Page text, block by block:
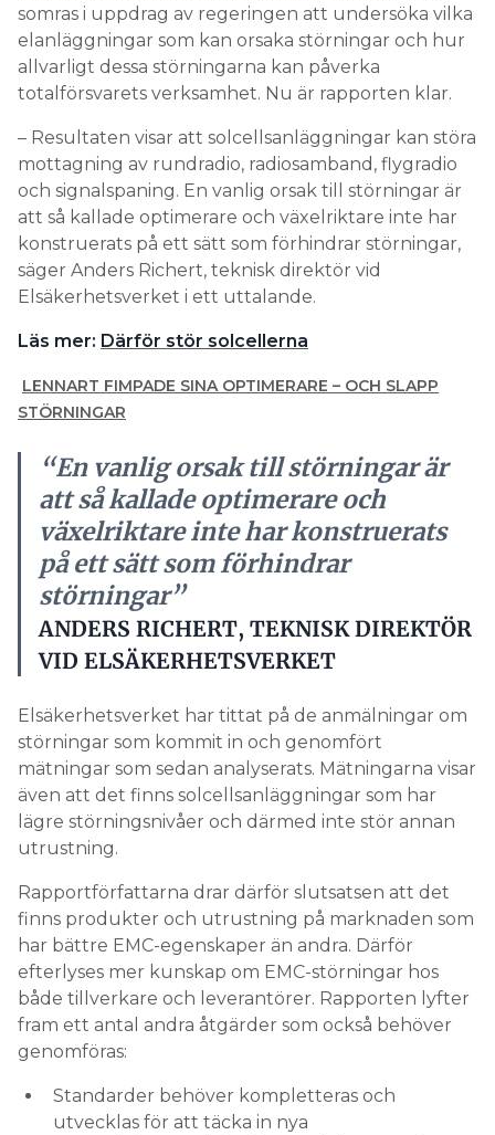
somras i uppdrag av regeringen att undersöka vilka
elanläggningar som kan orsaka störningar och hur
allvarligt dessa störningarna kan påverka
totalförsvarets verksamhet. Nu är rapporten klar.
– Resultaten visar att solcellsanläggningar kan störa
mottagning av rundradio, radiosamband, flygradio
och signalspaning. En vanlig orsak till störningar är
att så kallade optimerare och växelriktare inte har
konstruerats på ett sätt som förhindrar störningar,
säger Anders Richert, teknisk direktör vid
Elsäkerhetsverket i ett uttalande.
Läs mer: Därför stör solcellerna
LENNART FIMPADE SINA OPTIMERARE – OCH SLAPP
STÖRNINGAR
“En vanlig orsak till störningar är
att så kallade optimerare och
växelriktare inte har konstruerats
på ett sätt som förhindrar
störningar”
ANDERS RICHERT, TEKNISK DIREKTÖR
VID ELSÄKERHETSVERKET
Elsäkerhetsverket har tittat på de anmälningar om
störningar som kommit in och genomfört
mätningar som sedan analyserats. Mätningarna visar
även att det finns solcellsanläggningar som har
lägre störningsnivåer och därmed inte stör annan
utrustning.
Rapportförfattarna drar därför slutsatsen att det
finns produkter och utrustning på marknaden som
har bättre EMC-egenskaper än andra. Därför
efterlyses mer kunskap om EMC-störningar hos
både tillverkare och leverantörer. Rapporten lyfter
fram ett antal andra åtgärder som också behöver
genomföras:
Standarder behöver kompletteras och
utvecklas för att täcka in nya